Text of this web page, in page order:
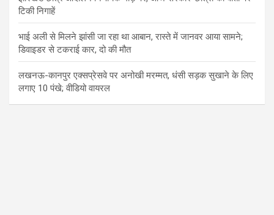
टिकी निगाहें
भाई अली से मिलने झांसी जा रहा था आबान, रास्ते में जानवर आया सामने;
डिवाइडर से टकराई कार, दो की मौत
लखनऊ-कानपुर एक्सप्रेसवे पर अनोखी मरम्मत, धंसी सड़क सुखाने के लिए
लगाए 10 पंखे; वीडियो वायरल